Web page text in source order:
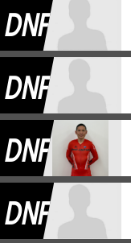
DNF
DNF
DNF
DNF